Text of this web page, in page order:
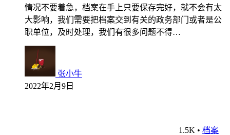
情况不要着急，档案在手上只要保存完好，就不会有太
大影响，我们需要把档案交到有关的政务部门或者是公
职单位，及时处理，我们有很多问题不得…
张小牛
2022年2月9日
1.5K • 档案